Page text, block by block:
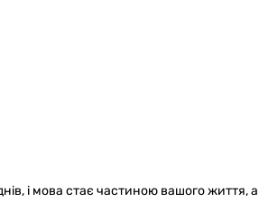
і мова стає частиною вашого життя,